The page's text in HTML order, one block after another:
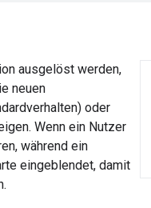
ausgelöst werden,
neuen
oder
Wenn ein Nutzer
während ein
eingeblendet, damit